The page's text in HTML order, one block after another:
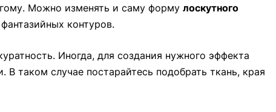
Можно изменять и саму форму лоскутного
контуров.
Иногда, для создания нужного эффекта
таком случае постарайтесь подобрать ткань, края